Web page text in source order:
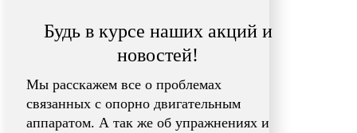
Будь в курсе наших акций и
новостей!
Мы расскажем все о проблемах
связанных с опорно двигательным
аппаратом. А так же об упражнениях и